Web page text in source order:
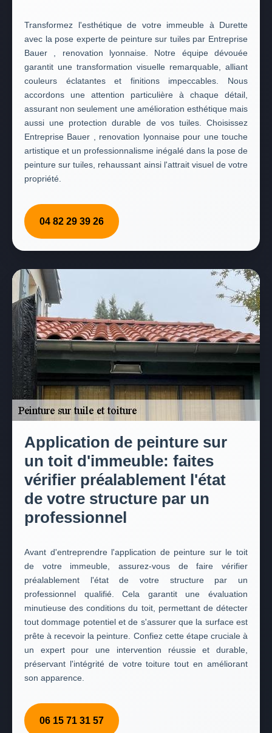
Transformez l'esthétique de votre immeuble à Durette
avec la pose experte de peinture sur tuiles par Entreprise
Bauer , renovation lyonnaise. Notre équipe dévouée
garantit une transformation visuelle remarquable, alliant
couleurs éclatantes et finitions impeccables. Nous
accordons une attention particulière à chaque détail,
assurant non seulement une amélioration esthétique mais
aussi une protection durable de vos tuiles. Choisissez
Entreprise Bauer , renovation lyonnaise pour une touche
artistique et un professionnalisme inégalé dans la pose de
peinture sur tuiles, rehaussant ainsi l'attrait visuel de votre
propriété.
04 82 29 39 26
Application de peinture sur
un toit d'immeuble: faites
vérifier préalablement l'état
de votre structure par un
professionnel
Avant d'entreprendre l'application de peinture sur le toit
de votre immeuble, assurez-vous de faire vérifier
préalablement l'état de votre structure par un
professionnel qualifié. Cela garantit une évaluation
minutieuse des conditions du toit, permettant de détecter
tout dommage potentiel et de s'assurer que la surface est
prête à recevoir la peinture. Confiez cette étape cruciale à
un expert pour une intervention réussie et durable,
préservant l'intégrité de votre toiture tout en améliorant
son apparence.
06 15 71 31 57